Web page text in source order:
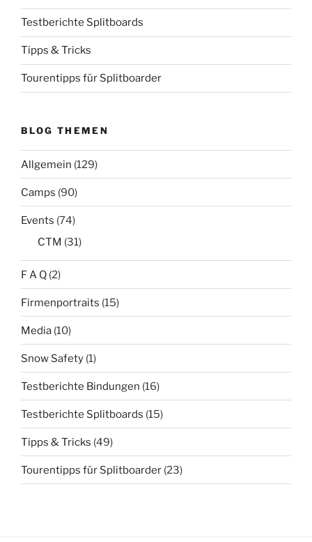
Testberichte Splitboards
Tipps & Tricks
Tourentipps für Splitboarder
BLOG THEMEN
Allgemein (129)
Camps (90)
Events (74)
CTM (31)
F A Q (2)
Firmenportraits (15)
Media (10)
Snow Safety (1)
Testberichte Bindungen (16)
Testberichte Splitboards (15)
Tipps & Tricks (49)
Tourentipps für Splitboarder (23)